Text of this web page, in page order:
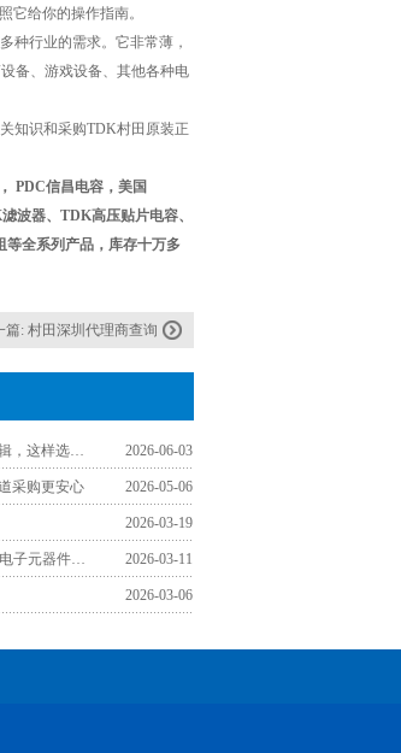
它给你的操作指南。
种行业的需求。它非常薄，
备、游戏设备、其他各种电
知识和采购TDK村田原装正
PDC信昌电容，美国
波器、TDK高压贴片电容、
全系列产品，库存十万多
篇: 村田深圳代理商查询
工程师视角下的村田代理商选择逻辑，这样选少走弯路 2026-06-03
采购更安心 2026-05-06
2026-03-19
认准TDK原厂授权一级代理，筑牢电子元器件采购品质防线 2026-03-11
2026-03-06